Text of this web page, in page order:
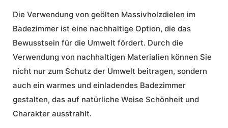
Die Verwendung von geölten Massivholzdielen im
Badezimmer ist eine nachhaltige Option, die das
Bewusstsein für die Umwelt fördert. Durch die
Verwendung von nachhaltigen Materialien können Sie
nicht nur zum Schutz der Umwelt beitragen, sondern
auch ein warmes und einladendes Badezimmer
gestalten, das auf natürliche Weise Schönheit und
Charakter ausstrahlt.